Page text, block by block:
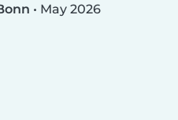
• May 2026